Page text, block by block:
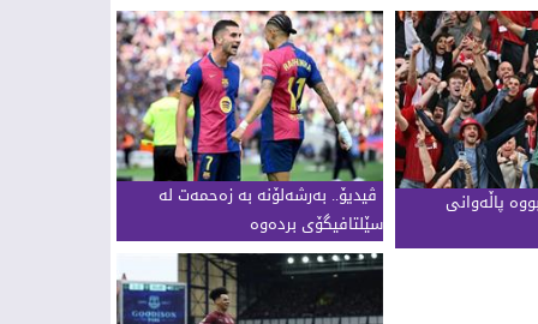
پاڵەوانی
ڤیدیۆ.. بەرشەلۆنە بە زەحمەت لە
سێلتافیگۆی بردەوە